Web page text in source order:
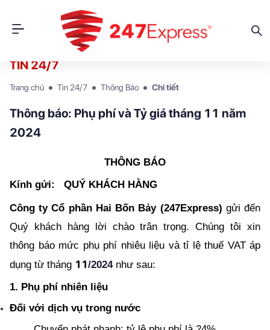
TIN 24/7
Trang chủ Tin 24/7 Thông Báo Chi tiết
Thông báo: Phụ phí và Tỷ giá tháng 11 năm
2024
THÔNG BÁO
Kính gửi:   QUÝ KHÁCH HÀNG
Công ty Cổ phần Hai Bốn Bảy (247Express) gửi đến
Quý khách hàng lời chào trân trọng. Chúng tôi xin
thông báo mức phụ phí nhiêu liệu và tỉ lệ thuế VAT áp
dụng từ tháng 11/2024 như sau:
1. Phụ phí nhiên liệu
Đối với dịch vụ trong nước